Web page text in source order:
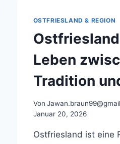
OSTFRIESLAND & REGION
Leben
Tradition
Von
Januar 20, 2026
Ostfriesland ist eine